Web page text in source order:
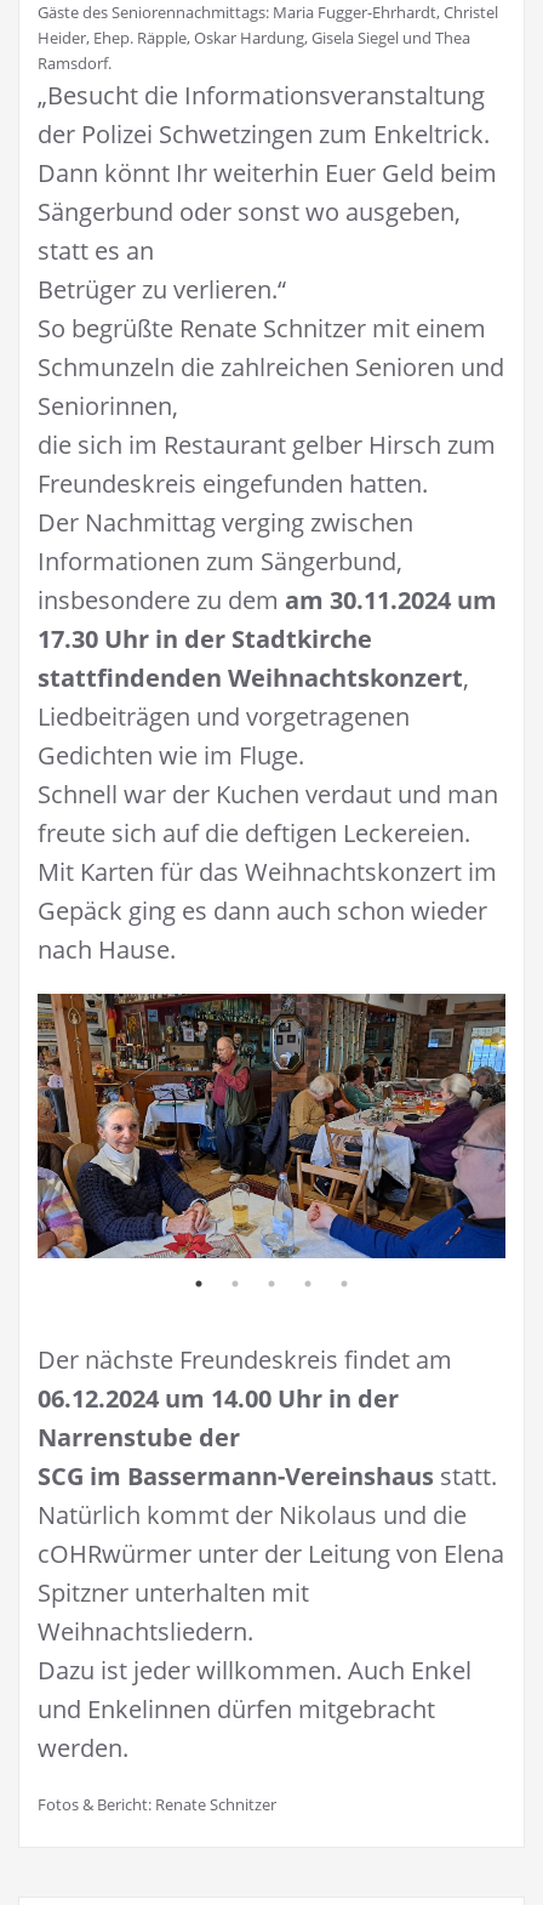
Gäste des Seniorennachmittags: Maria Fugger-Ehrhardt, Christel
Heider, Ehep. Räpple, Oskar Hardung, Gisela Siegel und Thea
Ramsdorf.
„Besucht die Informationsveranstaltung
der Polizei Schwetzingen zum Enkeltrick.
Dann könnt Ihr weiterhin Euer Geld beim
Sängerbund oder sonst wo ausgeben,
statt es an
Betrüger zu verlieren.“
So begrüßte Renate Schnitzer mit einem
Schmunzeln die zahlreichen Senioren und
Seniorinnen,
die sich im Restaurant gelber Hirsch zum
Freundeskreis eingefunden hatten.
Der Nachmittag verging zwischen
Informationen zum Sängerbund,
insbesondere zu dem am 30.11.2024 um
17.30 Uhr in der Stadtkirche
stattfindenden Weihnachtskonzert,
Liedbeiträgen und vorgetragenen
Gedichten wie im Fluge.
Schnell war der Kuchen verdaut und man
freute sich auf die deftigen Leckereien.
Mit Karten für das Weihnachtskonzert im
Gepäck ging es dann auch schon wieder
nach Hause.
Der nächste Freundeskreis findet am
06.12.2024 um 14.00 Uhr in der
Narrenstube der
SCG im Bassermann-Vereinshaus statt.
Natürlich kommt der Nikolaus und die
cOHRwürmer unter der Leitung von Elena
Spitzner unterhalten mit
Weihnachtsliedern.
Dazu ist jeder willkommen. Auch Enkel
und Enkelinnen dürfen mitgebracht
werden.
Fotos & Bericht: Renate Schnitzer